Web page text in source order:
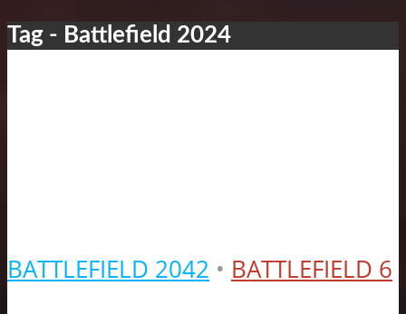
Tag - Battlefield 2024
BATTLEFIELD 2042 • BATTLEFIELD 6